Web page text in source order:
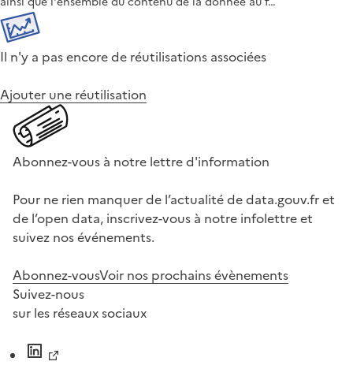
Il n'y a pas encore de réutilisations associées
Ajouter une réutilisation
Abonnez-vous à notre lettre d'information
Pour ne rien manquer de l’actualité de data.gouv.fr et
de l’open data, inscrivez-vous à notre infolettre et
suivez nos événements.
Abonnez-vousVoir nos prochains évènements
Suivez-nous
sur les réseaux sociaux